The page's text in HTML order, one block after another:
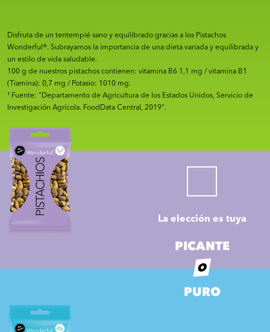
Disfruta de un tentempié sano y equilibrado gracias a los Pistachos
Wonderful®. Subrayamos la importancia de una dieta variada y equilibrada y
un estilo de vida saludable.
100 g de nuestros pistachos contienen: vitamina B6 1,1 mg / vitamina B1
(Tiamina): 0,7 mg / Potasio: 1010 mg.
¹ Fuente: "Departamento de Agricultura de los Estados Unidos, Servicio de
Investigación Agrícola. FoodData Central, 2019".
La elección es tuya
PICANTE
O
PURO